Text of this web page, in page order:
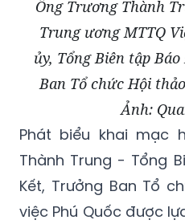
Ông Trương Thành
Trung ương MTTQ
ủy, Tổng Biên tập
Ban Tổ chức Hội
Ảnh:
Phát biểu khai mạc
Thành Trung - Tổng
Kết, Trưởng Ban Tổ
việc Phú Quốc được